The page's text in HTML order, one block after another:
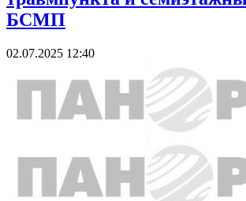
БСМП
02.07.2025 12:40